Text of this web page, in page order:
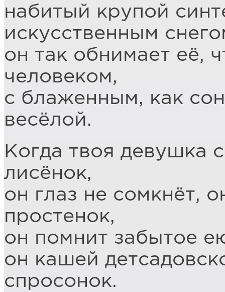
набитый крупой
искусственным
он так обнимает её,
человеком,
с блаженным, как
весёлой.
Когда твоя девушка
лисёнок,
он глаз не сомкнёт,
простенок,
он помнит забытое
он кашей
спросонок.